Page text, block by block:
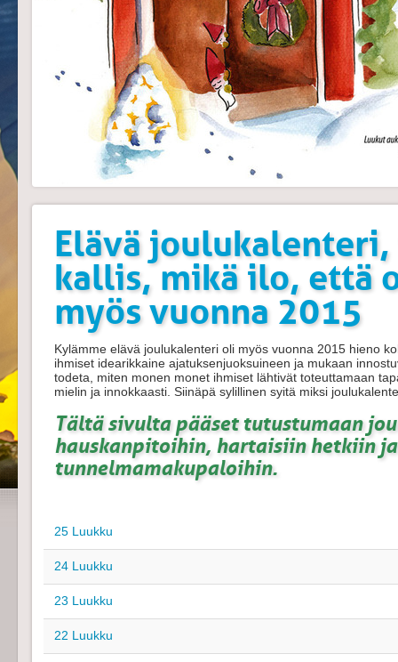
Elävä
kallis, mikä ilo, että
myös vuonna 2015
Kylämme elävä joulukalenteri oli myös vuonna 2015 hieno
ihmiset idearikkaine ajatuksenjuoksuineen ja mukaan
todeta, miten monen monet ihmiset lähtivät toteuttamaan
mielin ja innokkaasti. Siinäpä sylillinen syitä miksi
Tältä sivulta pääset tutustumaan
hauskanpitoihin, hartaisiin hetkiin
tunnelmamakupaloihin.
25 Luukku
24 Luukku
23 Luukku
22 Luukku